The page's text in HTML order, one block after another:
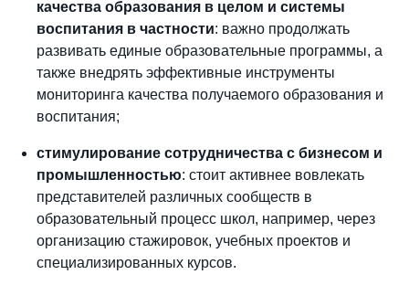
качества образования в целом и системы
воспитания в частности: важно продолжать
развивать единые образовательные программы, а
также внедрять эффективные инструменты
мониторинга качества получаемого образования и
воспитания;
стимулирование сотрудничества с бизнесом и
промышленностью: стоит активнее вовлекать
представителей различных сообществ в
образовательный процесс школ, например, через
организацию стажировок, учебных проектов и
специализированных курсов.